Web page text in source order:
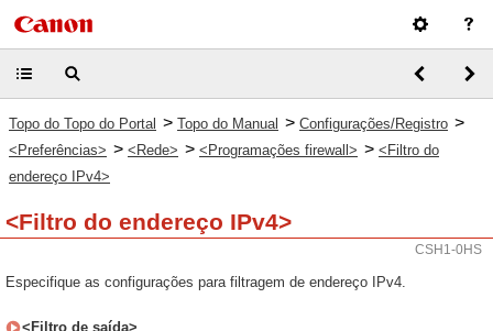
Topo do Topo do Portal > Topo do Manual > Configurações/Registro >
<Preferências> > <Rede> > <Programações firewall> > <Filtro do
endereço IPv4>
<Filtro do endereço IPv4>
CSH1-0HS
Especifique as configurações para filtragem de endereço IPv4.
<Filtro de saída>